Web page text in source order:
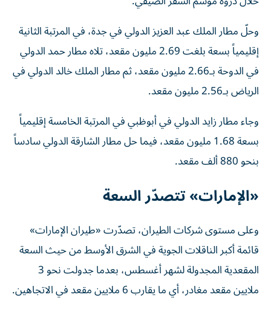
وحلّ مطار الملك عبد العزيز الدولي في جدة، في المرتبة الثانية
إقليمياً بسعة بلغت 2.69 مليون مقعد، تلاه مطار حمد الدولي
في الدوحة بـ2.66 مليون مقعد، ثم مطار الملك خالد الدولي في
الرياض بـ2.56 مليون مقعد.
وجاء مطار زايد الدولي في أبوظبي في المرتبة الخامسة إقليمياً
بسعة 1.68 مليون مقعد، فيما حل مطار الشارقة الدولي سادساً
بنحو 880 ألف مقعد.
«الإمارات» تتصدّر السعة
وعلى مستوى شركات الطيران، تصدّرت «طيران الإمارات»
قائمة أكبر الناقلات الجوية في الشرق الأوسط من حيث السعة
المقعدية المجدولة لشهر أغسطس، بعدما جدولت نحو 3
ملايين مقعد مغادر، أي ما يقارب 6 ملايين مقعد في الاتجاهين.